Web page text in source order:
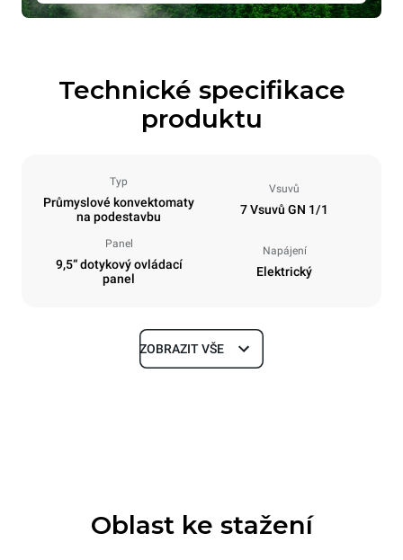
Technické specifikace
produktu
Typ
Průmyslové konvektomaty
na podestavbu
Vsuvů
7 Vsuvů GN 1/1
Panel
9,5“ dotykový ovládací
panel
Napájení
Elektrický
Rozměry
Specifikace plechů
ZOBRAZIT VŠE
Oblast ke stažení